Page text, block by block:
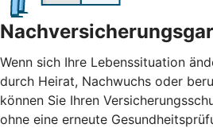
Wenn sich Ihre Lebenssituation
durch Heirat, Nachwuchs oder
können Sie Ihren
ohne eine erneute